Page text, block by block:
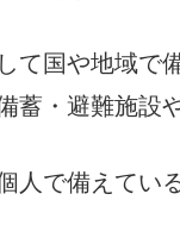
て国や地域で
・避難施設
人で備えてい